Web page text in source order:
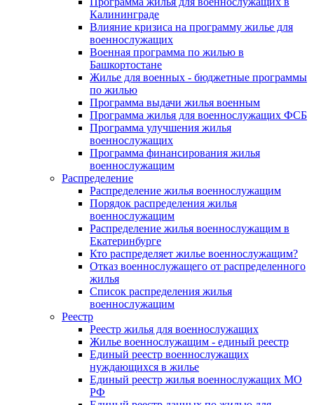
Калининграде
Влияние кризиса на программу жилье для
военнослужащих
Военная программа по жилью в
Башкортостане
Жилье для военных - бюджетные программы
по жилью
Программа выдачи жилья военным
Программа жилья для военнослужащих ФСБ
Программа улучшения жилья
военнослужащих
Программа финансирования жилья
военнослужащим
Распределение
Распределение жилья военнослужащим
Порядок распределения жилья
военнослужащим
Распределение жилья военнослужащим в
Екатеринбурге
Кто распределяет жилье военнослужащим?
Отказ военнослужащего от распределенного
жилья
Список распределения жилья
военнослужащим
Реестр
Реестр жилья для военнослужащих
Жилье военнослужащим - единый реестр
Единый реестр военнослужащих
нуждающихся в жилье
Единый реестр жилья военнослужащих МО
РФ